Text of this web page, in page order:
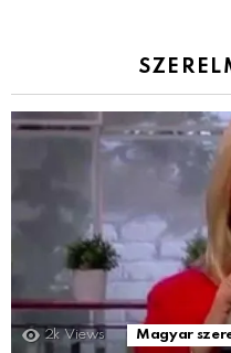
2k Views Magyar